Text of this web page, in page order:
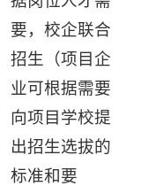
要，校企联合
招生（项目企
业可根据需要
向项目学校提
出招生选拔的
标准和要